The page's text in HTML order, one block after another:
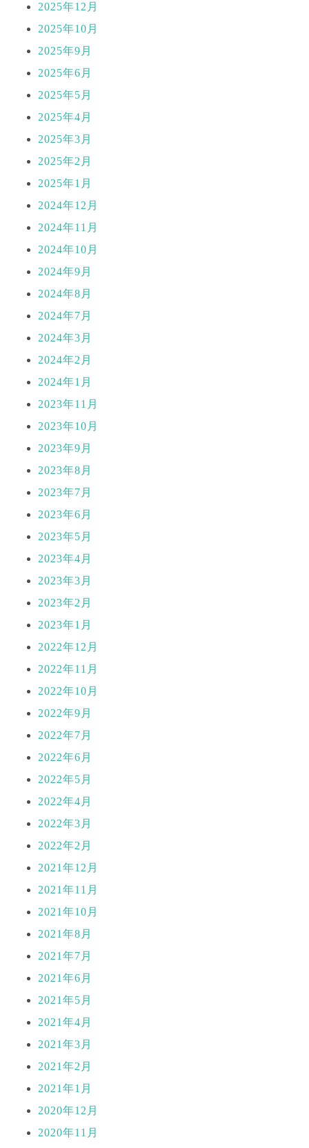
2025年12月
2025年10月
2025年9月
2025年6月
2025年5月
2025年4月
2025年3月
2025年2月
2025年1月
2024年12月
2024年11月
2024年10月
2024年9月
2024年8月
2024年7月
2024年3月
2024年2月
2024年1月
2023年11月
2023年10月
2023年9月
2023年8月
2023年7月
2023年6月
2023年5月
2023年4月
2023年3月
2023年2月
2023年1月
2022年12月
2022年11月
2022年10月
2022年9月
2022年7月
2022年6月
2022年5月
2022年4月
2022年3月
2022年2月
2021年12月
2021年11月
2021年10月
2021年8月
2021年7月
2021年6月
2021年5月
2021年4月
2021年3月
2021年2月
2021年1月
2020年12月
2020年11月